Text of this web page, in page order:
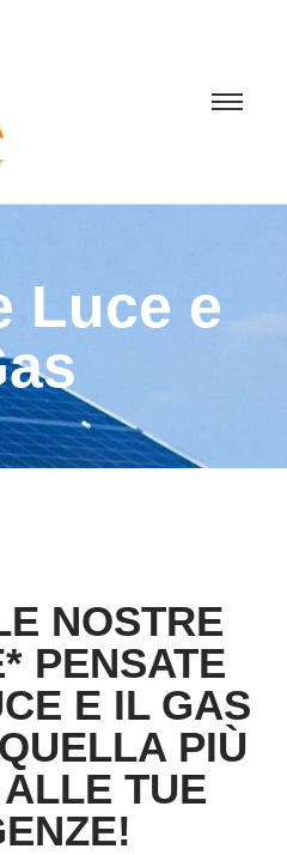
Luce e
NOSTRE
PENSATE
E IL GAS
PIÙ
TUE